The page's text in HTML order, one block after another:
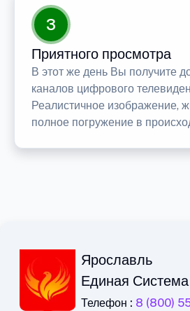
3
Приятного просмотра
В этот же день Вы получите
каналов цифрового
Реалистичное изображение,
полное погружение в
Ярославль
Единая
Телефон : 8 (800)